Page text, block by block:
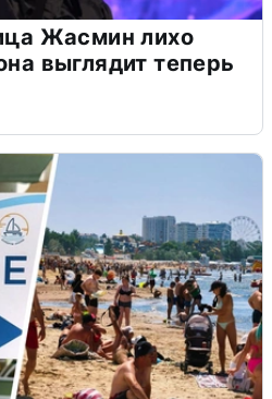
Жасмин лихо
выглядит теперь